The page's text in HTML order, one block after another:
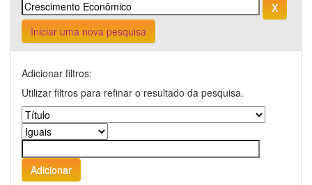
Iniciar uma nova pesquisa
Adicionar filtros:
Utilizar filtros para refinar o resultado da pesquisa.